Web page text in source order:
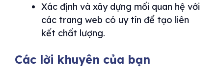
Xác định và xây dựng mối quan hệ với
các trang web có uy tín để tạo liên
kết chất lượng.
Các lời khuyên của bạn